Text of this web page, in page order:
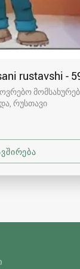
rustavshi -
რუსთავი